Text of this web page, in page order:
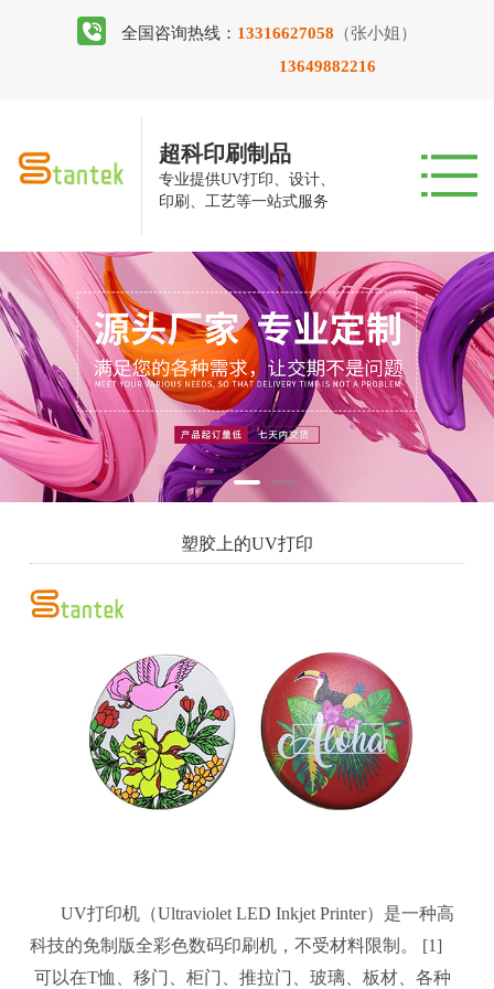
全国咨询热线： 13316627058 （张小姐）
13649882216
超科印刷制品
专业提供UV打印、设计、
印刷、工艺等一站式服务
塑胶上的UV打印
UV打印机（Ultraviolet LED Inkjet Printer）是一种高
科技的免制版全彩色数码印刷机，不受材料限制。 [1]
可以在T恤、移门、柜门、推拉门、玻璃、板材、各种